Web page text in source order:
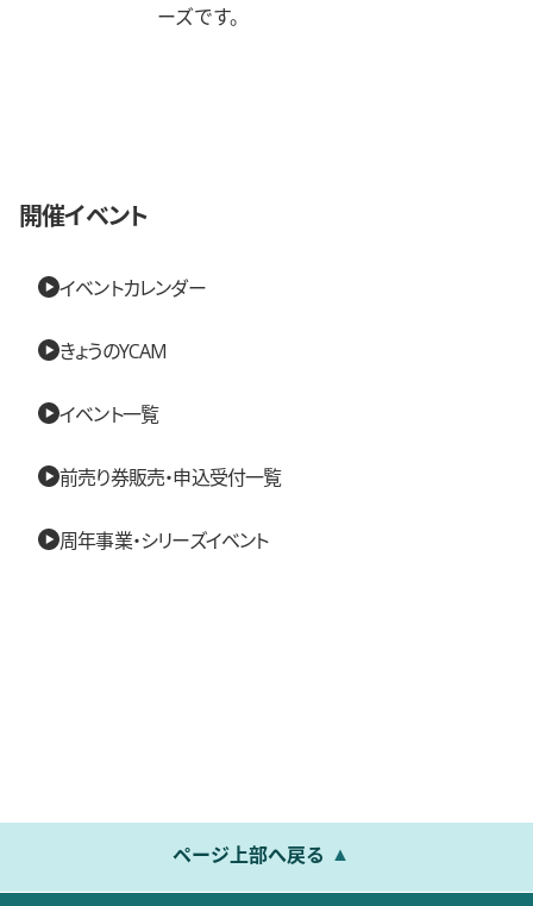
ーズです。
開催イベント
イベントカレンダー
きょうのYCAM
イベント一覧
前売り券販売・申込受付一覧
周年事業・シリーズイベント
ページ上部へ戻る